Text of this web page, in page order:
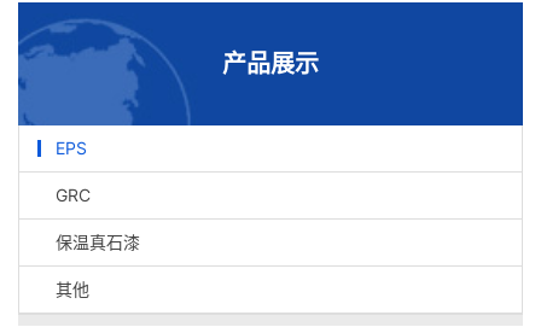
产品展示
EPS
GRC
保温真石漆
其他